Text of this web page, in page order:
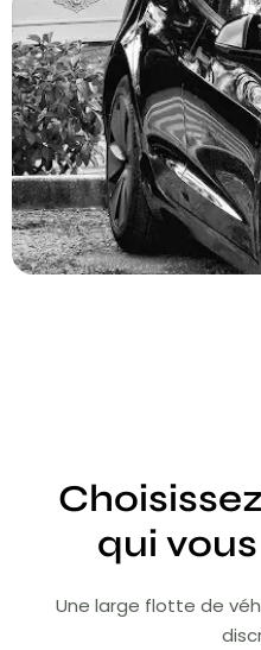
qui
Une large flotte de